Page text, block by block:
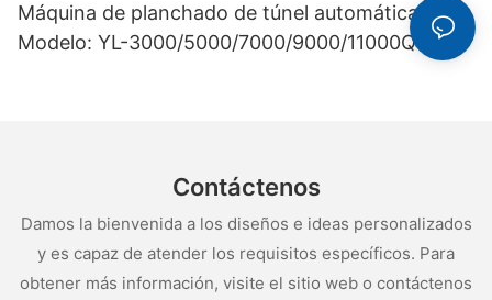
Máquina de planchado de túnel automática
Modelo: YL-3000/5000/7000/9000/11000QSY
Contáctenos
Damos la bienvenida a los diseños e ideas personalizados
y es capaz de atender los requisitos específicos. Para
obtener más información, visite el sitio web o contáctenos